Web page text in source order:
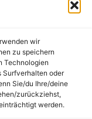
wir
zu speichern
Technologien
Surfverhalten oder
Sie/du Ihre/deine
zurückziehst,
werden.